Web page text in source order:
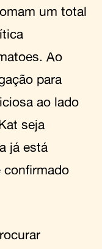
um total
Ao
para
ao lado
seja
já está
confirmado